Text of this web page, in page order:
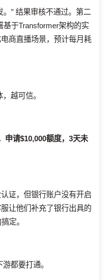
” 结果审核不通过。第二
基于Transformer架构的实
商直播场景，预计每月耗
越可信。
申请$10,000额度，3天未
证，但银行账户没有开启
让他们补充了银行出具的
定。
都要打通。